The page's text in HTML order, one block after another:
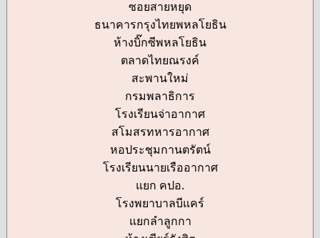
ซอยสายหยุด
ธนาคารกรุงไทยพหลโยธิน
ห้างบิ๊กซีพหลโยธิน
ตลาดไทยณรงค์
สะพานใหม่
กรมพลาธิการ
โรงเรียนจ่าอากาศ
สโมสรทหารอากาศ
หอประชุมกานตรัตน์
โรงเรียนนายเรืออากาศ
แยก คปอ.
โรงพยาบาลบีแคร์
แยกลำลูกกา